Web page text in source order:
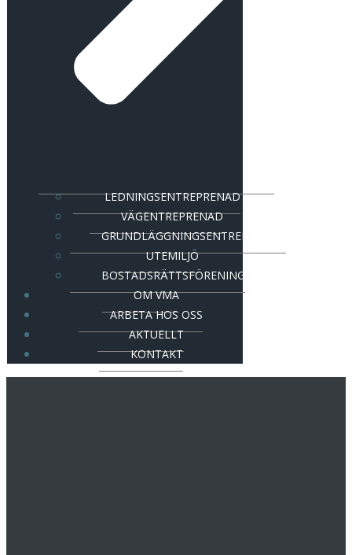
LEDNINGSENTREPRENAD
VÄGENTREPRENAD
GRUNDLÄGGNINGSENTREPRENAD
UTEMILJÖ
BOSTADSRÄTTSFÖRENING
OM VMA
ARBETA HOS OSS
AKTUELLT
KONTAKT